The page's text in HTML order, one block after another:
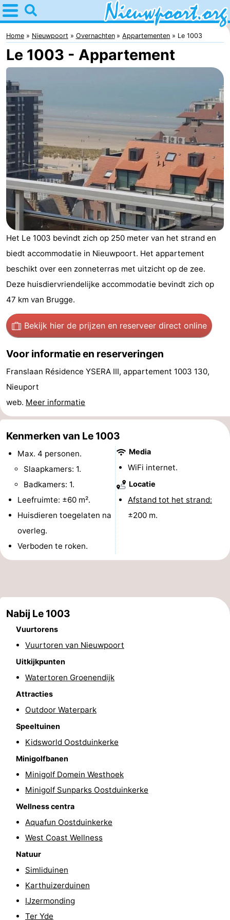
Home
Nieuwpoort
Tips
Voor
kinderen
Overnachten
Appartementen
-
Holiday
Suites
Nieuwpoort
-
Holiday
Suites
Westende
Bed
(&
breakfasts)
Campings
Hotels
Vakantiehuizen
-
Nieuwpoort
Oostduinkerke
aan
zee
-
Westende
Last
minutes
Strand
Zien
doen
-
Musea
Monumenten
-
Uitkijkpunten
Attracties
-
Binnenspeeltuinen
-
Minigolfbanen
Wellness
centra
Dorpen
Steden
Natuur
Sporten
Fietsen
Wandelen
Paardrijden
Golfbanen
Surfen
Eten
drinken
Jachthaven
Evenementen
Home Nieuwpoort Overnachten Appartementen Le 1003
Le 1003 - Appartement
Het Le 1003 bevindt zich op 250 meter van het strand en
biedt accommodatie in Nieuwpoort. Het appartement
beschikt over een zonneterras met uitzicht op de zee.
Deze huisdiervriendelijke accommodatie bevindt zich op
47 km van Brugge.
Bekijk hier de prijzen en reserveer direct online
Voor informatie en reserveringen
Franslaan Résidence YSERA III, appartement 1003 130,
Nieuport
web. Meer informatie
Kenmerken van Le 1003
Max. 4 personen.
Slaapkamers: 1.
Badkamers: 1.
Leefruimte: ±60 m².
Huisdieren toegelaten na
overleg.
Verboden te roken.
Media
WiFi internet.
Locatie
Afstand tot het strand:
±200 m.
Nabij Le 1003
Vuurtorens
Vuurtoren van Nieuwpoort
Uitkijkpunten
Watertoren Groenendijk
Attracties
Outdoor Waterpark
Speeltuinen
Kidsworld Oostduinkerke
Minigolfbanen
Minigolf Domein Westhoek
Minigolf Sunparks Oostduinkerke
Wellness centra
Aquafun Oostduinkerke
West Coast Wellness
Natuur
Simliduinen
Karthuizerduinen
IJzermonding
Ter Yde